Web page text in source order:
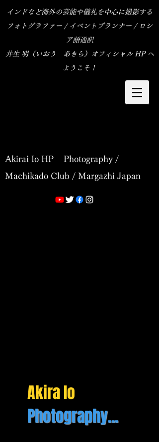
インドなど海外の芸能や儀礼を中心に撮影する
フォトグラファー / イベントプランナー / ロシ
ア語通訳
​井生 明（いおう あきら）オフィシャル HP へ
ようこそ！
Akirai Io HP Photography /
Machikado Club / Margazhi Japan
Akira Io
Photography...